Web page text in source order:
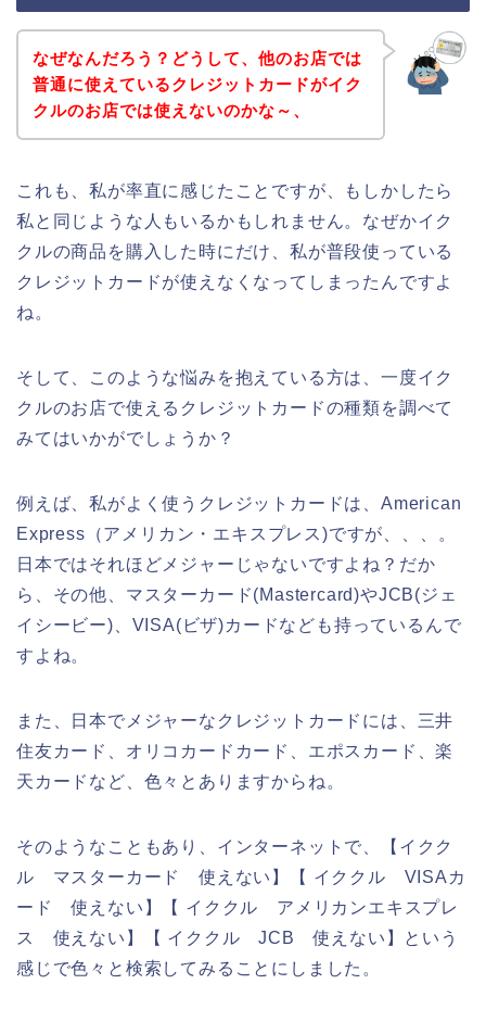
なぜなんだろう？どうして、他のお店では
普通に使えているクレジットカードがイク
クルのお店では使えないのかな～、
これも、私が率直に感じたことですが、もしかしたら
私と同じような人もいるかもしれません。なぜかイク
クルの商品を購入した時にだけ、私が普段使っている
クレジットカードが使えなくなってしまったんですよ
ね。
そして、このような悩みを抱えている方は、一度イク
クルのお店で使えるクレジットカードの種類を調べて
みてはいかがでしょうか？
例えば、私がよく使うクレジットカードは、American
Express（アメリカン・エキスプレス)ですが、、、。
日本ではそれほどメジャーじゃないですよね？だか
ら、その他、マスターカード(Mastercard)やJCB(ジェ
イシービー)、VISA(ビザ)カードなども持っているんで
すよね。
また、日本でメジャーなクレジットカードには、三井
住友カード、オリコカードカード、エポスカード、楽
天カードなど、色々とありますからね。
そのようなこともあり、インターネットで、【イクク
ル マスターカード 使えない】【 イククル VISAカ
ード 使えない】【 イククル アメリカンエキスプレ
ス 使えない】【 イククル JCB 使えない】という
感じで色々と検索してみることにしました。